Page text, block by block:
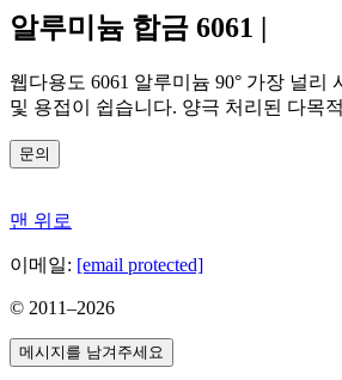
알루미늄 합금 6061 |
웹다용도 6061 알루미늄 90° 가장 널
및 용접이 쉽습니다. 양극 처리된 다목
문의
맨 위로
이메일: [email protected]
© 2011–2026
메시지를 남겨주세요